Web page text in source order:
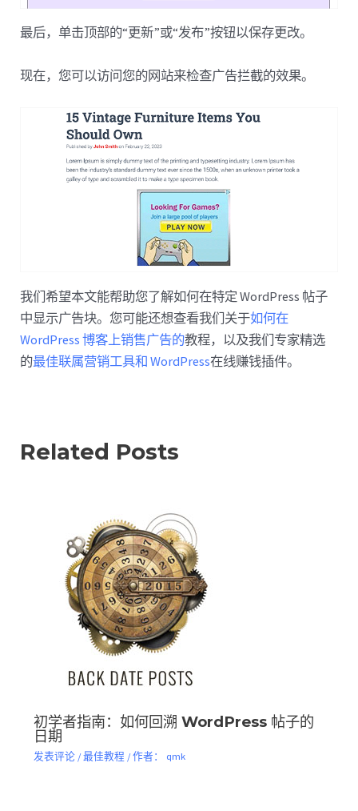
最后，单击顶部的“更新”或“发布”按钮以保存更改。
现在，您可以访问您的网站来检查广告拦截的效果。
我们希望本文能帮助您了解如何在特定 WordPress 帖子
中显示广告块。您可能还想查看我们关于如何在
WordPress 博客上销售广告的教程，以及我们专家精选
的最佳联属营销工具和 WordPress在线赚钱插件。
Related Posts
初学者指南：如何回溯 WordPress 帖子的
日期
发表评论 /最佳教程 / 作者： qmk